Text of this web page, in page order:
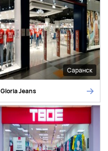
Саранск
Gloria Jeans